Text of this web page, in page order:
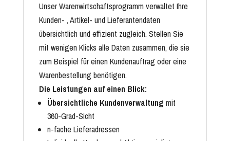
Unser Warenwirtschaftsprogramm verwaltet Ihre
Kunden- , Artikel- und Lieferantendaten
übersichtlich und effizient zugleich. Stellen Sie
mit wenigen Klicks alle Daten zusammen, die sie
zum Beispiel für einen Kundenauftrag oder eine
Warenbestellung benötigen.
Die Leistungen auf einen Blick:
Übersichtliche Kundenverwaltung mit
360-Grad-Sicht
n-fache Lieferadressen